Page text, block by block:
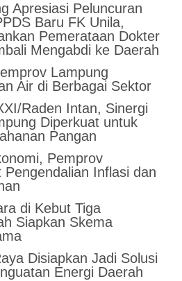
Apresiasi Peluncuran
Baru FK Unila,
Pemerataan Dokter
Mengabdi ke Daerah
Lampung
Air di Berbagai Sektor
Raden Intan, Sinergi
Diperkuat untuk
Pangan
Pemprov
Inflasi dan
di Kebut Tiga
Siapkan Skema
Disiapkan Jadi Solusi
Energi Daerah